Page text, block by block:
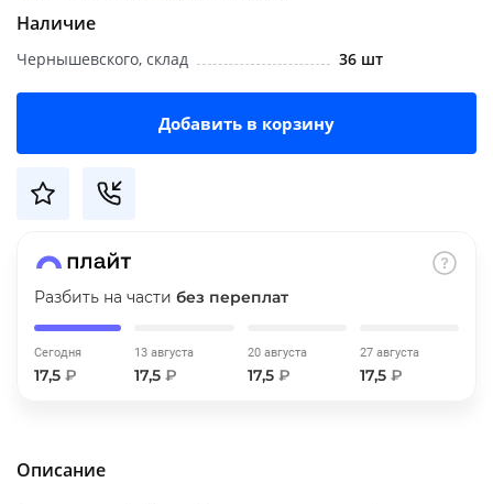
Наличие
Чернышевского, склад 36 шт
Добавить в корзину
Разбить на части без переплат
Сегодня
17,5 ₽
13 августа
17,5₽
20 августа
17,5 ₽
27 августа
17,5 ₽
Описание
Оставшиеся
по25%каждые 2 недели
об оплате Плайтом
раз в 2
plait.ru